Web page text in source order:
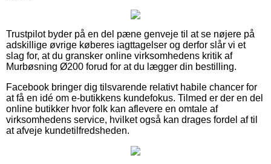
Trustpilot byder på en del pæne genveje til at se nøjere på
adskillige øvrige køberes iagttagelser og derfor slår vi et
slag for, at du gransker online virksomhedens kritik af
Murbøsning Ø200 forud for at du lægger din bestilling.
Facebook bringer dig tilsvarende relativt habile chancer for
at få en idé om e-butikkens kundefokus. Tilmed er der en del
online butikker hvor folk kan aflevere en omtale af
virksomhedens service, hvilket også kan drages fordel af til
at afveje kundetilfredsheden.